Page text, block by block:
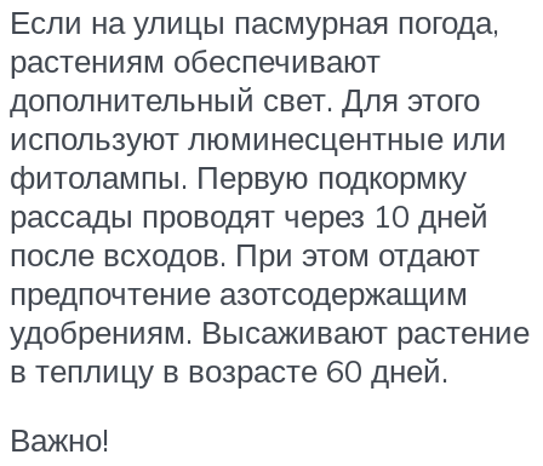
Если на улицы пасмурная погода,
растениям обеспечивают
дополнительный свет. Для этого
используют люминесцентные или
фитолампы. Первую подкормку
рассады проводят через 10 дней
после всходов. При этом отдают
предпочтение азотсодержащим
удобрениям. Высаживают растение
в теплицу в возрасте 60 дней.
Важно!